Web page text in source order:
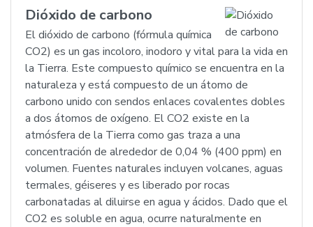
Dióxido de carbono
El dióxido de carbono (fórmula química
CO2) es un gas incoloro, inodoro y vital para la vida en
la Tierra. Este compuesto químico se encuentra en la
naturaleza y está compuesto de un átomo de
carbono unido con sendos enlaces covalentes dobles
a dos átomos de oxígeno. El CO2 existe en la
atmósfera de la Tierra como gas traza a una
concentración de alrededor de 0,04 % (400 ppm) en
volumen. Fuentes naturales incluyen volcanes, aguas
termales, géiseres y es liberado por rocas
carbonatadas al diluirse en agua y ácidos. Dado que el
CO2 es soluble en agua, ocurre naturalmente en